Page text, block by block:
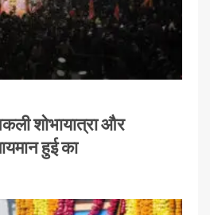
शोभायात्रा और
हुई का